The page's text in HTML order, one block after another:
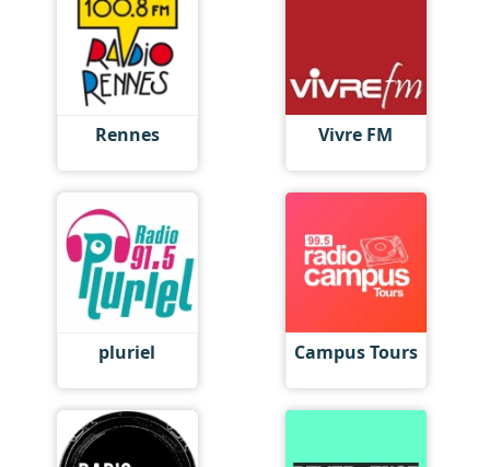
Rennes Vivre FM
pluriel Campus Tours